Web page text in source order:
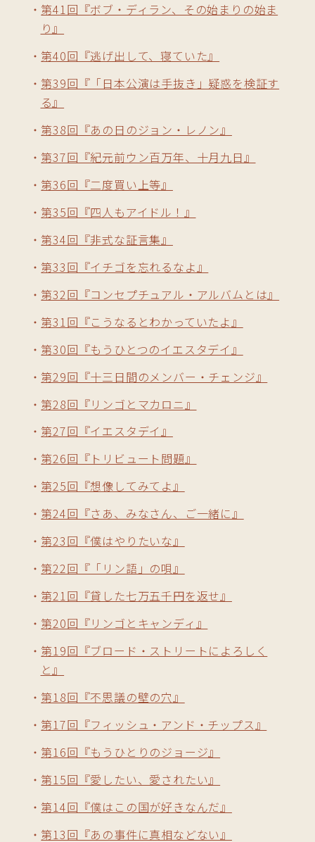
第41回『ボブ・ディラン、その始まりの始ま
り』
第40回『逃げ出して、寝ていた』
第39回『「日本公演は手抜き」疑惑を検証す
る』
第38回『あの日のジョン・レノン』
第37回『紀元前ウン百万年、十月九日』
第36回『二度買い上等』
第35回『四人もアイドル！』
第34回『非式な証言集』
第33回『イチゴを忘れるなよ』
第32回『コンセプチュアル・アルバムとは』
第31回『こうなるとわかっていたよ』
第30回『もうひとつのイエスタデイ』
第29回『十三日間のメンバー・チェンジ』
第28回『リンゴとマカロニ』
第27回『イエスタデイ』
第26回『トリビュート問題』
第25回『想像してみてよ』
第24回『さあ、みなさん、ご一緒に』
第23回『僕はやりたいな』
第22回『「リン語」の唄』
第21回『貸した七万五千円を返せ』
第20回『リンゴとキャンディ』
第19回『ブロード・ストリートによろしく
と』
第18回『不思議の壁の穴』
第17回『フィッシュ・アンド・チップス』
第16回『もうひとりのジョージ』
第15回『愛したい、愛されたい』
第14回『僕はこの国が好きなんだ』
第13回『あの事件に真相などない』